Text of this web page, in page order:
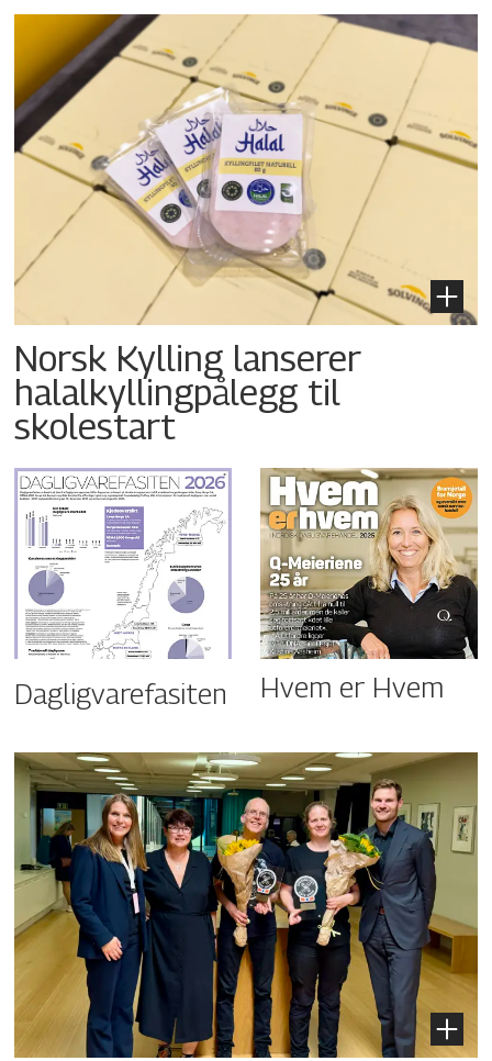
Norsk Kylling lanserer
halalkyllingpålegg til
skolestart
Dagligvarefasiten Hvem er Hvem